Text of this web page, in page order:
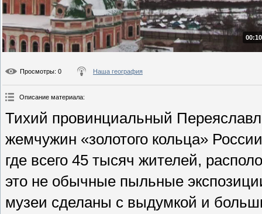
Просмотры: 0 Наша география
Описание материала:
Тихий провинциальный
жемчужин «золотого кольца»
где всего 45 тысяч жителей,
это не обычные пыльные
музеи сделаны с выдумкой и